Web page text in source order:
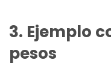
3. Ejemplo
pesos